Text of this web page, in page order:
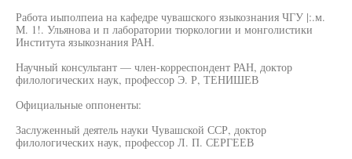
Работа иыполпеиа на кафедре чувашского языкознания ЧГУ |:.м.
М. 1!. Ульянова и п лаборатории тюркологии и монголистики
Института языкознания РАН.
Научный консультант — член-корреспондент РАН, доктор
филологических наук, профессор Э. Р, ТЕНИШЕВ
Официальные оппоненты:
Заслуженный деятель науки Чувашской ССР, доктор
филологических наук, профессор Л. П. СЕРГЕЕВ